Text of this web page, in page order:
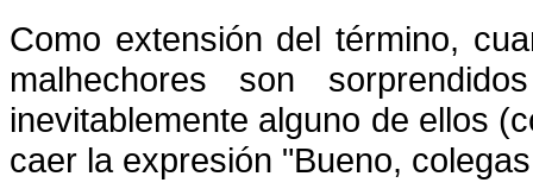
Como extensión del término,
malhechores son
inevitablemente alguno de ellos
caer la expresión "Bueno,